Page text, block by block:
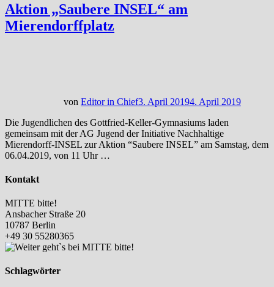
Aktion „Saubere INSEL“ am
Mierendorffplatz
von Editor in Chief3. April 20194. April 2019
Die Jugendlichen des Gottfried-Keller-Gymnasiums laden
gemeinsam mit der AG Jugend der Initiative Nachhaltige
Mierendorff-INSEL zur Aktion “Saubere INSEL” am Samstag, dem
06.04.2019, von 11 Uhr …
Kontakt
MITTE bitte!
Ansbacher Straße 20
10787 Berlin
+49 30 55280365
Schlagwörter